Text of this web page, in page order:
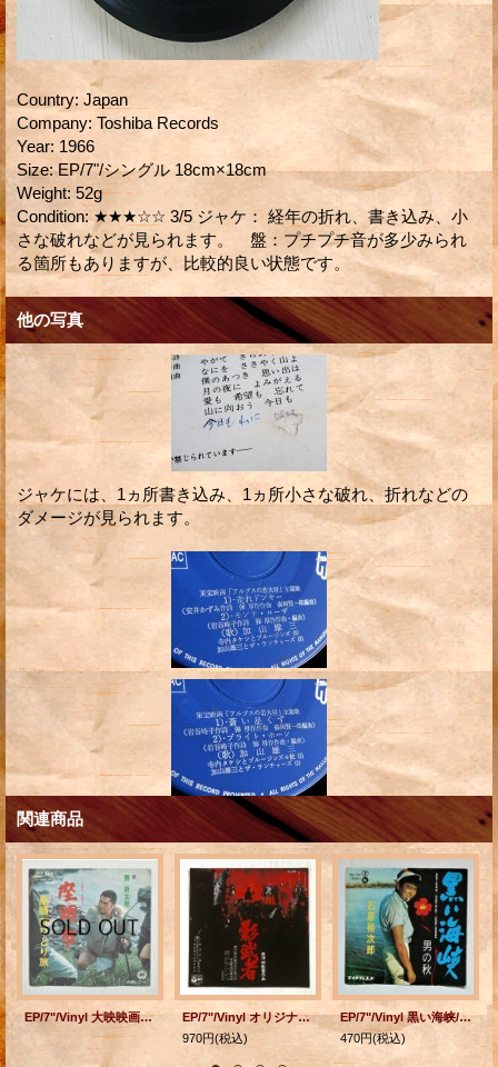
Country: Japan
Company: Toshiba Records
Year: 1966
Size: EP/7"/シングル 18cm×18cm
Weight: 52g
Condition: ★★★☆☆ 3/5 ジャケ： 経年の折れ、書き込み、小
さな破れなどが見られます。 盤：プチプチ音が多少みられ
る箇所もありますが、比較的良い状態です。
他の写真
ジャケには、1ヵ所書き込み、1ヵ所小さな破れ、折れなどの
ダメージが見られます。
関連商品
EP/7"/Vinyl 大映映画「座頭市シリーズ」主題歌 座頭市/座頭市ひとり旅 勝 新太郎 (1967) DAIEI Records
EP/7"/Vinyl オリジナル・サウンドトラック 黒澤明監督作品 影武者 音楽：池辺晋一朗 指揮：佐藤功太郎 演奏： 新日本フィルハーモニー交響楽団 (1980) COLUMBIA
970円(税込)
EP/7"/Vinyl 黒い海峡/男の秋 石原裕次郎 (1964) TEICHIKU RECORDS
470円(税込)